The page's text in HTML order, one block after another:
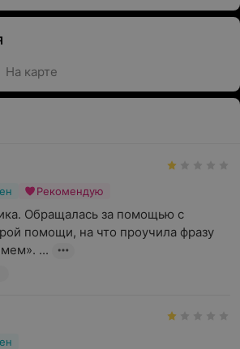
На карте
Рекомендую
Обращалась за помощью с
помощи, на что проучила фразу
...